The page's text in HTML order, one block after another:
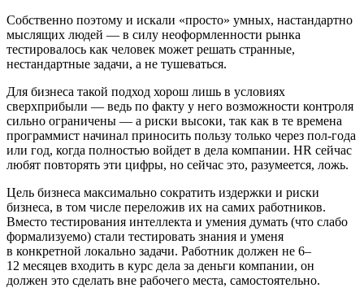
Собственно поэтому и искали «просто» умных, настандартно
мыслящих людей — в силу неоформленности рынка
тестировалось как человек может решать странные,
нестандартные задачи, а не тушеваться.
Для бизнеса такой подход хорош лишь в условиях
сверхприбыли — ведь по факту у него возможности контроля
сильно ограничены — а риски высоки, так как в те времена
программист начинал приносить пользу только через пол‑года
или год, когда полностью войдет в дела компании. HR сейчас
любят повторять эти цифры, но сейчас это, разумеется, ложь.
Цель бизнеса максимально сократить издержки и риски
бизнеса, в том числе переложив их на самих работников.
Вместо тестирования интеллекта и умения думать (что слабо
формализуемо) стали тестировать знания и уменя
в конкретной локально задачи. Работник должен не 6–
12 месяцев входить в курс дела за деньги компании, он
должен это сделать вне рабочего места, самостоятельно.